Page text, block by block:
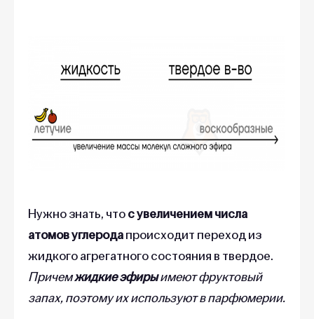
Нужно знать, чтос увеличением числа
атомов углеродапроисходит переход из
жидкого агрегатного состояния в твердое.
Причемжидкие эфирыимеют фруктовый
запах, поэтому их используют в парфюмерии.